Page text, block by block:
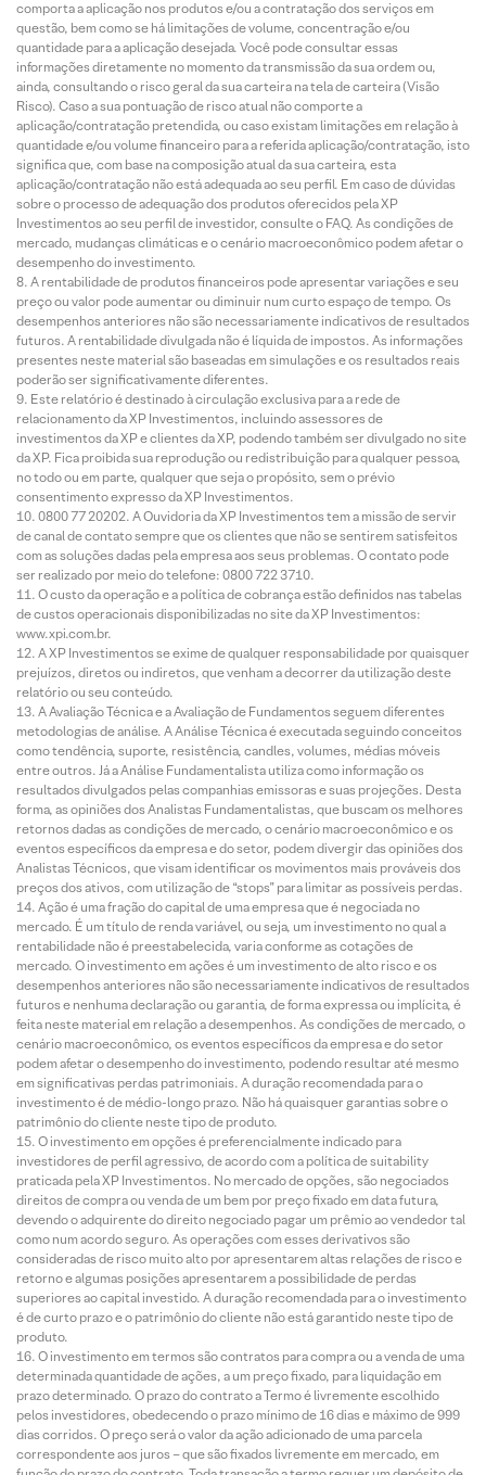
comporta a aplicação nos produtos e/ou a contratação dos serviços em
questão, bem como se há limitações de volume, concentração e/ou
quantidade para a aplicação desejada. Você pode consultar essas
informações diretamente no momento da transmissão da sua ordem ou,
ainda, consultando o risco geral da sua carteira na tela de carteira (Visão
Risco). Caso a sua pontuação de risco atual não comporte a
aplicação/contratação pretendida, ou caso existam limitações em relação à
quantidade e/ou volume financeiro para a referida aplicação/contratação, isto
significa que, com base na composição atual da sua carteira, esta
aplicação/contratação não está adequada ao seu perfil. Em caso de dúvidas
sobre o processo de adequação dos produtos oferecidos pela XP
Investimentos ao seu perfil de investidor, consulte o FAQ. As condições de
mercado, mudanças climáticas e o cenário macroeconômico podem afetar o
desempenho do investimento.
A rentabilidade de produtos financeiros pode apresentar variações e seu
preço ou valor pode aumentar ou diminuir num curto espaço de tempo. Os
desempenhos anteriores não são necessariamente indicativos de resultados
futuros. A rentabilidade divulgada não é líquida de impostos. As informações
presentes neste material são baseadas em simulações e os resultados reais
poderão ser significativamente diferentes.
Este relatório é destinado à circulação exclusiva para a rede de
relacionamento da XP Investimentos, incluindo assessores de
investimentos da XP e clientes da XP, podendo também ser divulgado no site
da XP. Fica proibida sua reprodução ou redistribuição para qualquer pessoa,
no todo ou em parte, qualquer que seja o propósito, sem o prévio
consentimento expresso da XP Investimentos.
0800 77 20202. A Ouvidoria da XP Investimentos tem a missão de servir
de canal de contato sempre que os clientes que não se sentirem satisfeitos
com as soluções dadas pela empresa aos seus problemas. O contato pode
ser realizado por meio do telefone: 0800 722 3710.
O custo da operação e a política de cobrança estão definidos nas tabelas
de custos operacionais disponibilizadas no site da XP Investimentos:
www.xpi.com.br.
A XP Investimentos se exime de qualquer responsabilidade por quaisquer
prejuízos, diretos ou indiretos, que venham a decorrer da utilização deste
relatório ou seu conteúdo.
A Avaliação Técnica e a Avaliação de Fundamentos seguem diferentes
metodologias de análise. A Análise Técnica é executada seguindo conceitos
como tendência, suporte, resistência, candles, volumes, médias móveis
entre outros. Já a Análise Fundamentalista utiliza como informação os
resultados divulgados pelas companhias emissoras e suas projeções. Desta
forma, as opiniões dos Analistas Fundamentalistas, que buscam os melhores
retornos dadas as condições de mercado, o cenário macroeconômico e os
eventos específicos da empresa e do setor, podem divergir das opiniões dos
Analistas Técnicos, que visam identificar os movimentos mais prováveis dos
preços dos ativos, com utilização de “stops” para limitar as possíveis perdas.
Ação é uma fração do capital de uma empresa que é negociada no
mercado. É um título de renda variável, ou seja, um investimento no qual a
rentabilidade não é preestabelecida, varia conforme as cotações de
mercado. O investimento em ações é um investimento de alto risco e os
desempenhos anteriores não são necessariamente indicativos de resultados
futuros e nenhuma declaração ou garantia, de forma expressa ou implícita, é
feita neste material em relação a desempenhos. As condições de mercado, o
cenário macroeconômico, os eventos específicos da empresa e do setor
podem afetar o desempenho do investimento, podendo resultar até mesmo
em significativas perdas patrimoniais. A duração recomendada para o
investimento é de médio-longo prazo. Não há quaisquer garantias sobre o
patrimônio do cliente neste tipo de produto.
O investimento em opções é preferencialmente indicado para
investidores de perfil agressivo, de acordo com a política de suitability
praticada pela XP Investimentos. No mercado de opções, são negociados
direitos de compra ou venda de um bem por preço fixado em data futura,
devendo o adquirente do direito negociado pagar um prêmio ao vendedor tal
como num acordo seguro. As operações com esses derivativos são
consideradas de risco muito alto por apresentarem altas relações de risco e
retorno e algumas posições apresentarem a possibilidade de perdas
superiores ao capital investido. A duração recomendada para o investimento
é de curto prazo e o patrimônio do cliente não está garantido neste tipo de
produto.
O investimento em termos são contratos para compra ou a venda de uma
determinada quantidade de ações, a um preço fixado, para liquidação em
prazo determinado. O prazo do contrato a Termo é livremente escolhido
pelos investidores, obedecendo o prazo mínimo de 16 dias e máximo de 999
dias corridos. O preço será o valor da ação adicionado de uma parcela
correspondente aos juros – que são fixados livremente em mercado, em